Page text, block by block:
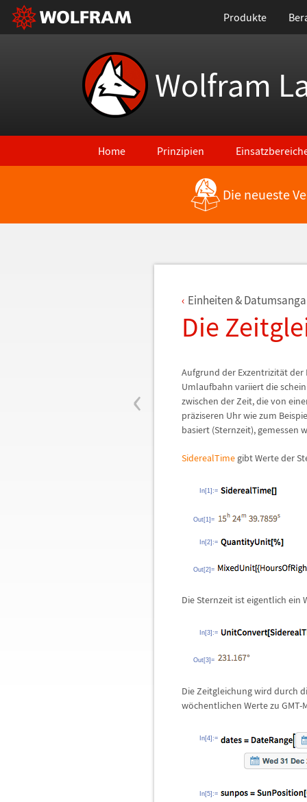
Produkte
Wolfram
Home Prinzipien
Zurück zu den neuesten FeaturesDie neueste
‹
Einheiten &
Die
Aufgrund der Exzentrizität der
Umlaufbahn variiert die
zwischen der Zeit, die von
präziseren Uhr wie zum
basiert (Sternzeit), gemessen
SiderealTime gibt Werte der
In[1]:=
Out[1]=
In[2]:=
Out[2]=
Die Sternzeit ist eigentlich ein
In[3]:=
Out[3]=
Die Zeitgleichung wird durch
wöchentlichen Werte zu GMT-
In[4]:=
In[5]:=